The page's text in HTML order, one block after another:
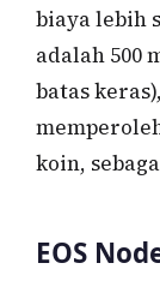
biaya lebih
adalah 500
batas
koin,
EOS